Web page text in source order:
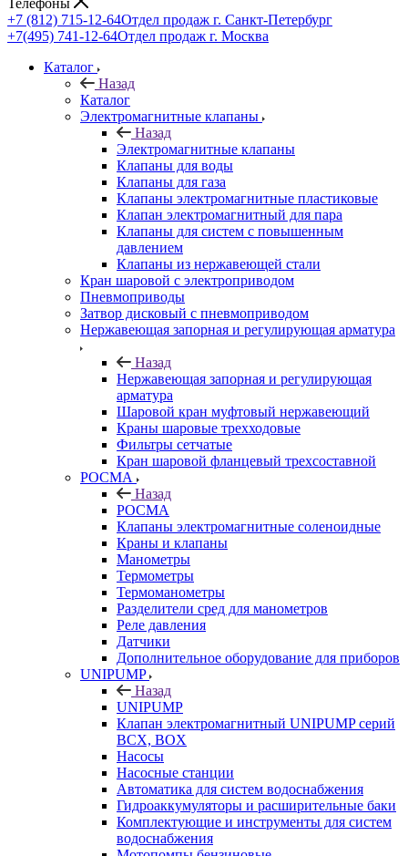
Телефоны
+7 (812) 715-12-64Отдел продаж г. Санкт-Петербург
+7(495) 741-12-64Отдел продаж г. Москва
Каталог
Назад
Каталог
Электромагнитные клапаны
Назад
Электромагнитные клапаны
Клапаны для воды
Клапаны для газа
Клапаны электромагнитные пластиковые
Клапан электромагнитный для пара
Клапаны для систем с повышенным
давлением
Клапаны из нержавеющей стали
Кран шаровой с электроприводом
Пневмоприводы
Затвор дисковый с пневмоприводом
Нержавеющая запорная и регулирующая арматура
Назад
Нержавеющая запорная и регулирующая
арматура
Шаровой кран муфтовый нержавеющий
Краны шаровые трехходовые
Фильтры сетчатые
Кран шаровой фланцевый трехсоставной
РОСМА
Назад
РОСМА
Клапаны электромагнитные соленоидные
Краны и клапаны
Манометры
Термометры
Термоманометры
Разделители сред для манометров
Реле давления
Датчики
Дополнительное оборудование для приборов
UNIPUMP
Назад
UNIPUMP
Клапан электромагнитный UNIPUMP серий
BCX, BOX
Насосы
Насосные станции
Автоматика для систем водоснабжения
Гидроаккумуляторы и расширительные баки
Комплектующие и инструменты для систем
водоснабжения